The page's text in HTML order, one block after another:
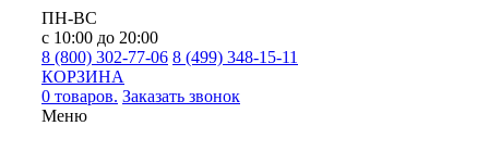
ПН-ВС
с 10:00 до 20:00
8 (800) 302-77-06 8 (499) 348-15-11
КОРЗИНА
0 товаров. Заказать звонок
Меню